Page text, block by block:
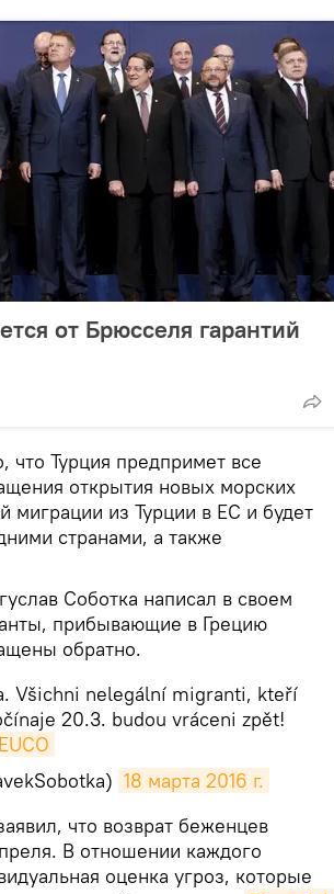
от Брюсселя гарантий
что Турция предпримет все
открытия новых морских
миграции из Турции в ЕС и будет
странами, а также
Соботка написал в своем
прибывающие в Грецию
обратно.
Všichni nelegální migranti, kteří
20.3. budou vráceni zpět!
18 марта 2016 г.
что возврат беженцев
В отношении каждого
оценка угроз, которые